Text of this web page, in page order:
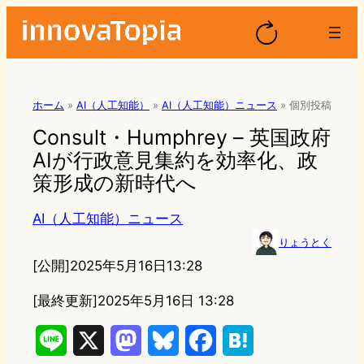
ホーム » AI（人工知能） » AI（人工知能）ニュース » 個別投稿
Consult・Humphrey – 英国政府
AIが行政意見集約を効率化、政
策形成の新時代へ
AI（人工知能）ニュース
りょうとく
[公開]2025年5月16日13:28
[最終更新]2025年5月16日 13:28